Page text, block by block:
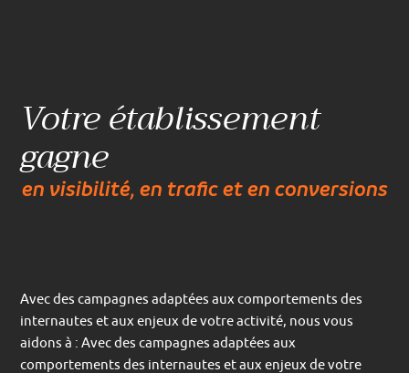
Votre établissement
gagne
en visibilité, en trafic et en conversions
Avec des campagnes adaptées aux comportements des
internautes et aux enjeux de votre activité, nous vous
aidons à : Avec des campagnes adaptées aux
comportements des internautes et aux enjeux de votre